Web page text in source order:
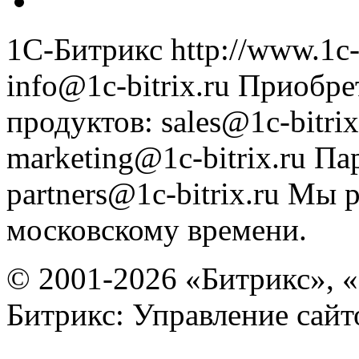
1С-Битрикс http://
info@1c-bitrix.ru
продуктов: sales@1c-
marketing@1c-bitrix.ru
partners@1c-bitrix.ru Мы
московскому времени.
© 2001-2026 «Битрикс»,
Битрикс: Управление